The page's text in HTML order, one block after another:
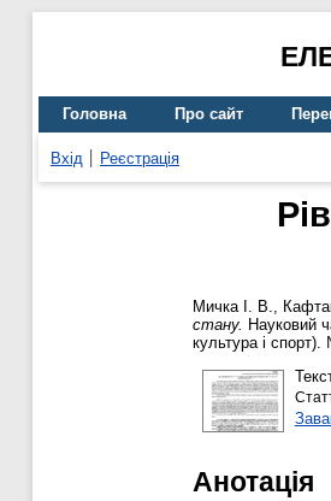
Головна Про сайт
Вхід Реєстрація
Мичка І. В.,
стану. Науковий
культура і
Анотація